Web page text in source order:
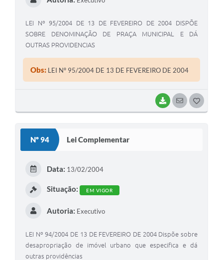
BAIXARSEGUIR
LEI Nº 95/2004 DE 13 DE FEVEREIRO DE 2004 DISPÕE
SOBRE DENOMINAÇÃO DE PRAÇA MUNICIPAL E DÁ
OUTRAS PROVIDENCIAS
Obs: LEI Nº 95/2004 DE 13 DE FEVEREIRO DE 2004
Nº 94 Lei Complementar
Data: 13/02/2004
Situação: EM VIGOR
Autoria: Executivo
LEI Nº 94/2004 DE 13 DE FEVEREIRO DE 2004 Dispõe sobre
desapropriação de imóvel urbano que especifica e dá
outras providências